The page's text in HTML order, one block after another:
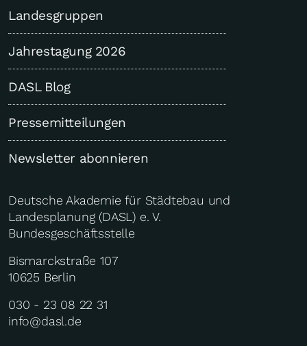
Landesgruppen
Jahrestagung 2026
DASL Blog
Pressemitteilungen
Newsletter abonnieren
Deutsche Akademie für Städtebau und
Landesplanung (DASL) e. V.
Bundesgeschäftsstelle
Bismarckstraße 107
10625 Berlin
030 - 23 08 22 31
info@dasl.de